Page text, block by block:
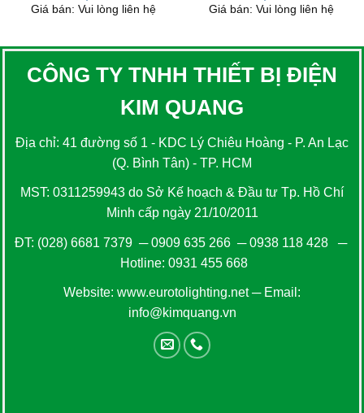
Giá bán: Vui lòng liên hệ
Giá bán: Vui lòng liên hệ
CÔNG TY TNHH THIẾT BỊ ĐIỆN
KIM QUANG
Địa chỉ: 41 đường số 1 - KDC Lý Chiêu Hoàng - P. An Lạc
(Q. Bình Tân) - TP. HCM
MST: 0311259943 do Sở Kế hoạch & Đầu tư Tp. Hồ Chí
Minh cấp ngày 21/10/2011
ĐT: (028) 6681 7379 ─0909 635 266─0938 118 428─
Hotline: 0931 455 668
Website: www.eurotolighting.net─ Email:
info@kimquang.vn